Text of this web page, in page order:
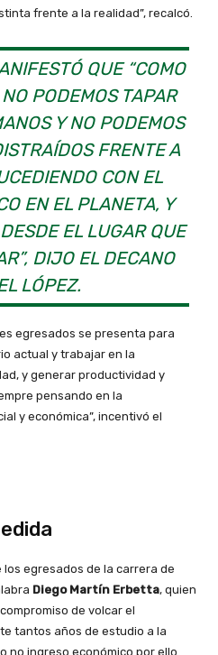
frente a la realidad”, recalcó.
QUE “COMO
PODEMOS TAPAR
Y NO PODEMOS
FRENTE A
CON EL
EN EL PLANETA, Y
EL LUGAR QUE
DIJO EL DECANO
LÓPEZ.
egresados se presenta para
actual y trabajar en la
y generar productividad y
pensando en la
y económica”, incentivó el
egresados de la carrera de
Diego Martín Erbetta, quien
de volcar el
tantos años de estudio a la
no ingreso económico por ello.